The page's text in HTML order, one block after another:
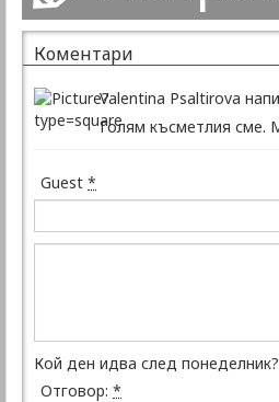
Коментари
Valentina Psaltirova
Голям късметлия сме.
Guest *
Кой ден идва след понеделник?
Отговор: *